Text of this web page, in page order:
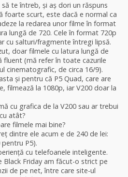
să te întreb, și aș dori un răspuns
foarte scurt, este dacă e normal ca
la redarea unor filme în format
lungă de 720. Cele în format 720p
cu salturi/fragmente întregi lipsă.
doar filmele cu latura lungă de
fluent (mă refer în toate cazurile
cinematografic, de circa 16/9).
și pentru că P5 Quad, care are
filmează la 1080p, iar V200 doar la
cu grafica de la V200 sau ar trebui
atât?
filmele mai bine?
dintre ele acum e de 240 de lei:
P5).
cu telefoanele inteligente.
Black Friday am făcut-o strict pe
de pe net, între care site-ul